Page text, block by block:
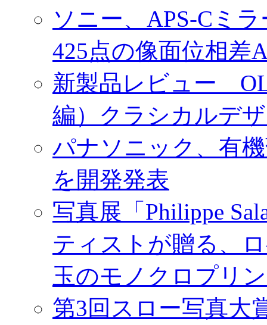
ソニー、APS-Cミ
425点の像面位相
新製品レビュー
編）クラシカルデ
パナソニック、有
を開発発表
写真展「Philippe
ティストが贈る、
玉のモノクロプリ
第3回スロー写真